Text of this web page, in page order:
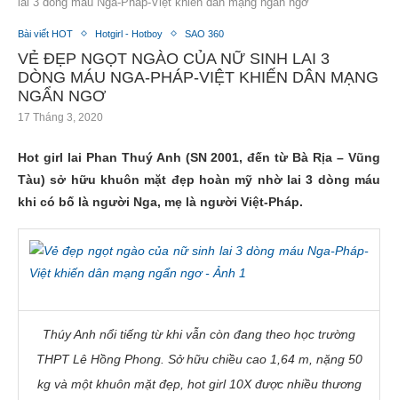
Bài viết HOT Hotgirl - Hotboy SAO 360
VẺ ĐẸP NGỌT NGÀO CỦA NỮ SINH LAI 3
DÒNG MÁU NGA-PHÁP-VIỆT KHIẾN DÂN MẠNG
NGẨN NGƠ
17 Tháng 3, 2020
Hot girl lai Phan Thuý Anh (SN 2001, đến từ Bà Rịa – Vũng
Tàu) sở hữu khuôn mặt đẹp hoàn mỹ nhờ lai 3 dòng máu
khi có bố là người Nga, mẹ là người Việt-Pháp.
Thúy Anh nổi tiếng từ khi vẫn còn đang theo học trường
THPT Lê Hồng Phong. Sở hữu chiều cao 1,64 m, nặng 50
kg và một khuôn mặt đẹp, hot girl 10X được nhiều thương